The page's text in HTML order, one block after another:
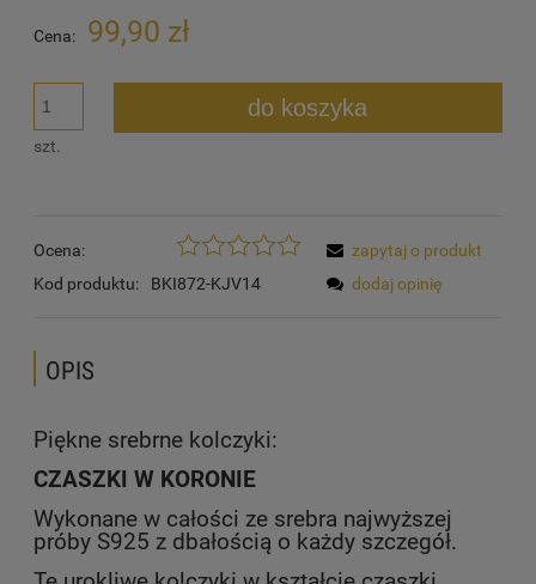
Cena: 99,90 zł
szt.
do koszyka
Ocena:
Kod produktu:
BKI872-KJV14
zapytaj o produkt
dodaj opinię
OPIS
Piękne srebrne kolczyki:
CZASZKI W KORONIE
Wykonane w całości ze srebra najwyższej
próby S925 z dbałością o każdy szczegół.